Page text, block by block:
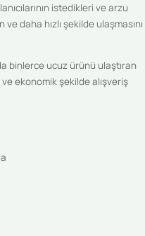
istedikleri ve arzu
daha hızlı şekilde ulaşmasını
binlerce ucuz ürünü ulaştıran
ve ekonomik şekilde alışveriş